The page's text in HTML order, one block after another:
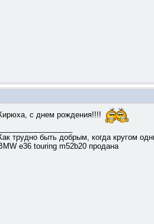
с днем рождения!!!!
трудно быть добрым, когда кругом
e36 touring m52b20 продана